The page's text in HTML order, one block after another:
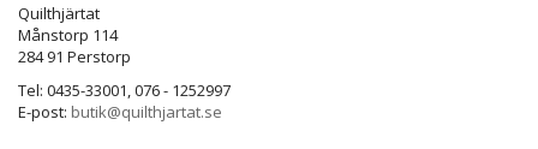
Quilthjärtat
Månstorp 114
284 91 Perstorp
Tel: 0435-33001, 076 - 1252997
E-post: butik@quilthjartat.se